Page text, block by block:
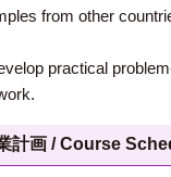
from other
practical
計画 / Course